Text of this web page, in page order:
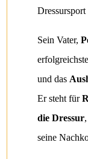
Sein Vater,
und das
Er steht für
die Dressur,
seine